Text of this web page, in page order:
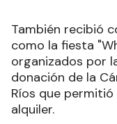
También recibió
como la fiesta
organizados por
donación de la
Ríos que
alquiler.